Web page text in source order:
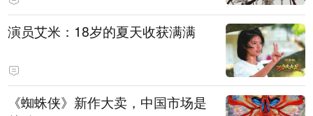
演员艾米：18岁的夏天收获满满
《蜘蛛侠》新作大卖，中国市场是